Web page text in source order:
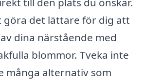
göra det lättare för dig att
dina närstående med
blommor. Tveka inte
många alternativ som